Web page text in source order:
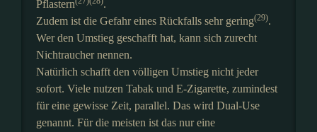
Pflastern
.
Zudem ist die Gefahr eines Rückfalls sehr gering(29).
Wer den Umstieg geschafft hat, kann sich zurecht
Nichtraucher nennen.
Natürlich schafft den völligen Umstieg nicht jeder
sofort. Viele nutzen Tabak und E-Zigarette, zumindest
für eine gewisse Zeit, parallel. Das wird Dual-Use
genannt. Für die meisten ist das nur eine